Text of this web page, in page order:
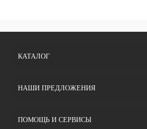
КАТАЛОГ
НАШИ ПРЕДЛОЖЕНИЯ
ПОМОЩЬ И СЕРВИСЫ